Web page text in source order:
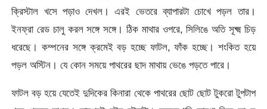
ক্রিস্টাল খসে পড়াও দেখল। এরই ভেতরে ব্যাপারটা চোখে পড়ল তার।
ইনফ্রা রেড চালু করল সঙ্গে সঙ্গে। ঠিক মাথার ওপরে, সিলিঙে অতি সূক্ষ্ম চিড়
ধরেছে। কম্পনের সঙ্গে ক্রমেই বড় হচ্ছে ফাটল, ফাঁক হচ্ছে। শংকিত হয়ে
পড়ল অস্টিন। যে কোন সময়ে পাথরের ছাদ মাথায় ভেঙে পড়তে পারে।
ফাটল বড় হয়ে যেতেই দুদিকের কিনারা থেকে পাথরের ছোট ছোট টুকরো টুপটাপ